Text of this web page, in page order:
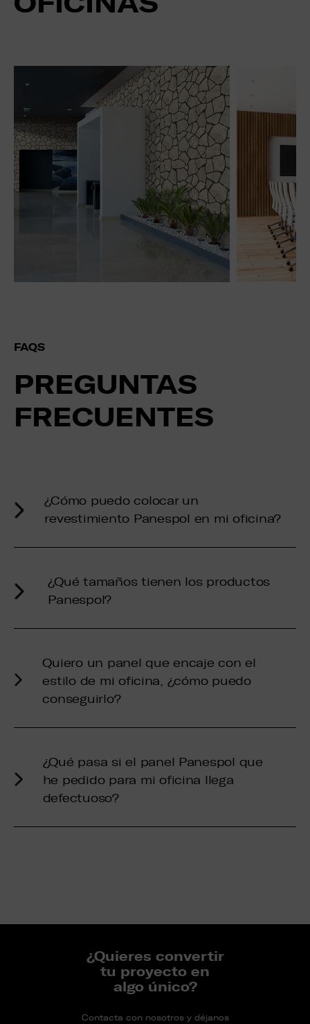
FAQS
PREGUNTAS
FRECUENTES
¿Cómo puedo colocar un
revestimiento Panespol en mi oficina?
¿Qué tamaños tienen los productos
Panespol?
Quiero un panel que encaje con el
estilo de mi oficina, ¿cómo puedo
conseguirlo?
¿Qué pasa si el panel Panespol que
he pedido para mi oficina llega
defectuoso?
¿Quieres convertir
tu proyecto en
algo único?
Contacta con nosotros y déjanos